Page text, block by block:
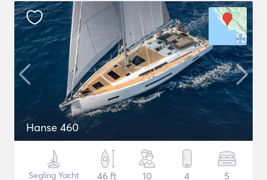
Hanse 460
Segling Yacht
46 ft
10 4 5